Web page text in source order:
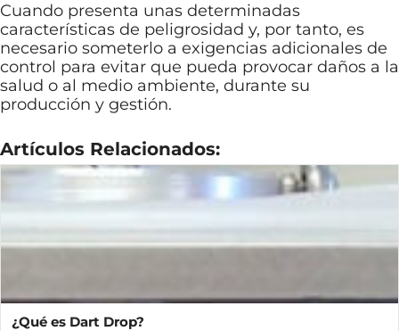
Cuando presenta unas determinadas
características de peligrosidad y, por tanto, es
necesario someterlo a exigencias adicionales de
control para evitar que pueda provocar daños a la
salud o al medio ambiente, durante su
producción y gestión.
Artículos Relacionados:
¿Qué es Dart Drop?